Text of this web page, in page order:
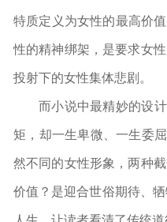
特质定义为女性的最高价
性的精神绑架，是要求女
投射下的女性集体悲剧。
而小说中最精妙的设
矩，却一生卑微、一生委
然不同的女性形象，两种
价值？是迎合世俗期待、